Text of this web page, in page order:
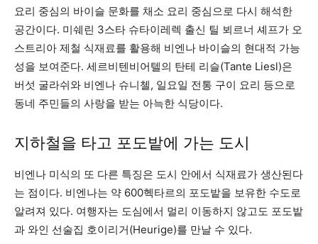
요리 중심의 바이슬 문화를 채소 요리 중심으로 다시 해석한
공간이다. 미쉐린 3스타 슈타이레렉 출신 틸 뵈르너 셰프가 오
스트리아 제철 식재료를 활용해 비엔나 바이슬의 현대적 가능
성을 보여준다. 세르비텐비어텔의 탄테 리슬(Tante Liesl)은
버섯 굴라쉬와 비엔나 슈니첼, 일요일 전통 구이 요리 등으로
동네 주민들의 사랑을 받는 아늑한 식당이다.
지하철을 타고 포도밭에 가는 도시
비엔나 미식의 또 다른 특징은 도시 안에서 식재료가 생산된다
는 점이다. 비엔나는 약 600헥타르의 포도밭을 보유한 수도로
알려져 있다. 여행자는 도심에서 멀리 이동하지 않고도 포도밭
과 와인 선술집 호이리거(Heurige)를 만날 수 있다.